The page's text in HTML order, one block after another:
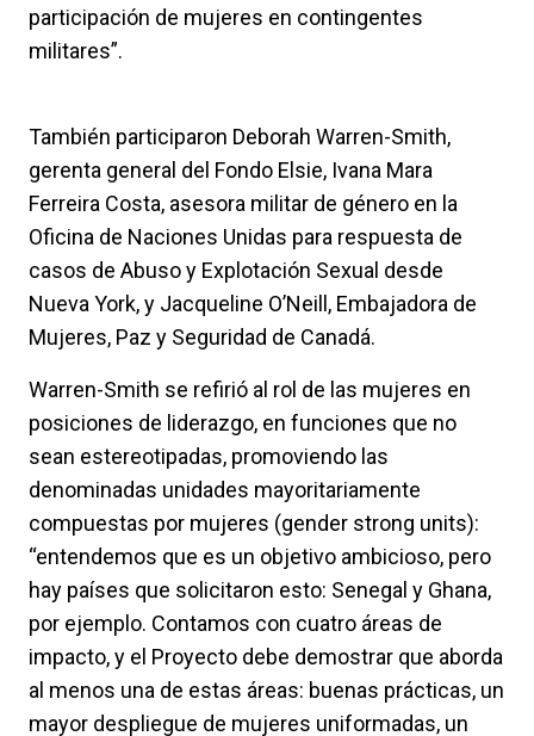
participación de mujeres en contingentes
militares”.
También participaron Deborah Warren-Smith,
gerenta general del Fondo Elsie, Ivana Mara
Ferreira Costa, asesora militar de género en la
Oficina de Naciones Unidas para respuesta de
casos de Abuso y Explotación Sexual desde
Nueva York, y Jacqueline O’Neill, Embajadora de
Mujeres, Paz y Seguridad de Canadá.
Warren-Smith se refirió al rol de las mujeres en
posiciones de liderazgo, en funciones que no
sean estereotipadas, promoviendo las
denominadas unidades mayoritariamente
compuestas por mujeres (gender strong units):
“entendemos que es un objetivo ambicioso, pero
hay países que solicitaron esto: Senegal y Ghana,
por ejemplo. Contamos con cuatro áreas de
impacto, y el Proyecto debe demostrar que aborda
al menos una de estas áreas: buenas prácticas, un
mayor despliegue de mujeres uniformadas, un